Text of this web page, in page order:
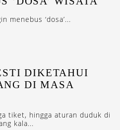
menebus ‘dosa’...
DIKETAHUI
DI MASA
tiket, hingga aturan duduk di
kala...